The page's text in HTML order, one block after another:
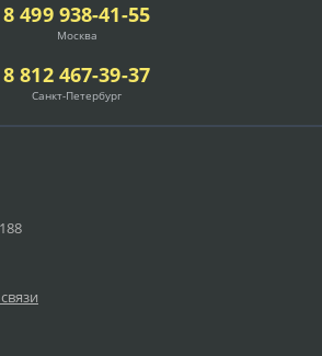
8 499 938-41-55
Москва
8 812 467-39-37
Санкт-Петербург